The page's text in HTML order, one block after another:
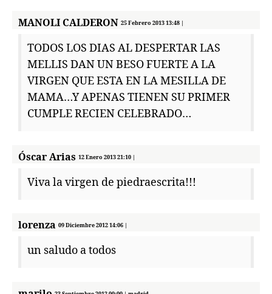
MANOLI CALDERON 25 Febrero 2013 13:48 |
TODOS LOS DIAS AL DESPERTAR LAS
MELLIS DAN UN BESO FUERTE A LA
VIRGEN QUE ESTA EN LA MESILLA DE
MAMA…Y APENAS TIENEN SU PRIMER
CUMPLE RECIEN CELEBRADO…
Óscar Arias 12 Enero 2013 21:10 |
Viva la virgen de piedraescrita!!!
lorenza 09 Diciembre 2012 14:06 |
un saludo a todos